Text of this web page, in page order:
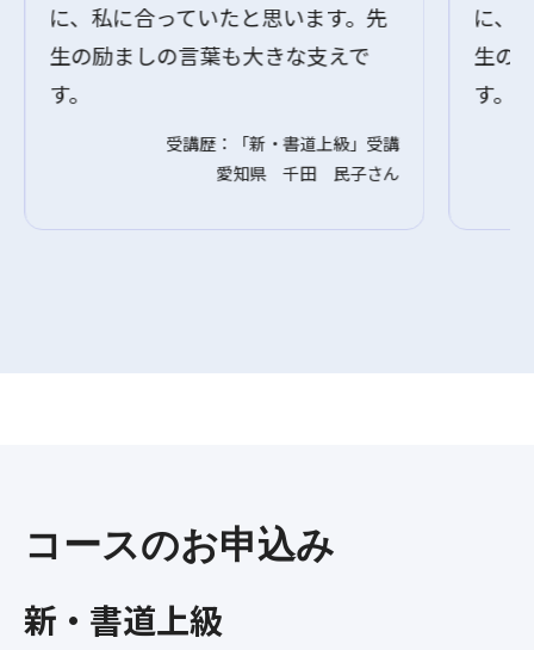
に、私に合っていたと思います。先
生の励ましの言葉も大きな支えで
す。
受講歴：「新・書道上級」受講
愛知県 千田 民子さん
に、
生の
す。
コースのお申込み
新・書道上級